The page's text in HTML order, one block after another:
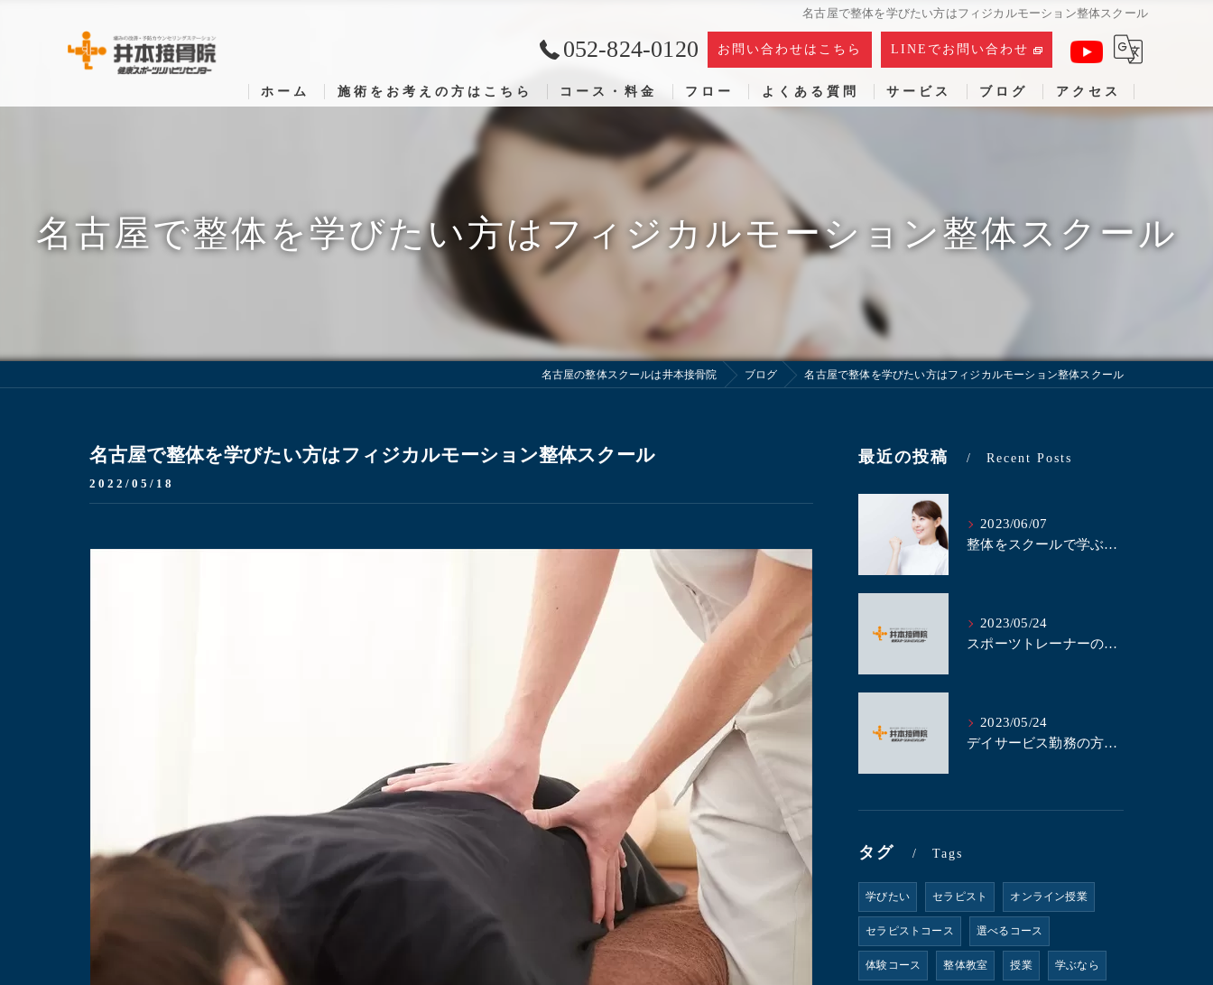
名古屋で整体を学びたい方はフィジカルモーション整体スクール
052-824-0120 お問い合わせはこちら LINEでお問い合わせ
ホーム 施術をお考えの方はこちら コース・料金 フロー よくある質問 サービス ブログ アクセス
名古屋で整体を学びたい方はフィジカルモーション整体スクール
名古屋の整体スクールは井本接骨院 ブログ 名古屋で整体を学びたい方はフィジカルモーション整体スクール
名古屋で整体を学びたい方はフィジカルモーション整体スクール
2022/05/18
最近の投稿 Recent Posts
2023/06/07
整体をスクールで学ぶべき理由とは？｜名古屋にある井本接骨院
2023/05/24
スポーツトレーナーの方、当整体スクールで整体を学びませんか？｜名古屋の整体スクール井本接骨院
2023/05/24
デイサービス勤務の方、整体の技術を学んで業務に活かしませんか？｜名古屋の整体スクール井本接骨院
タグ Tags
学びたい セラピスト オンライン授業
セラピストコース 選べるコース
体験コース 整体教室 授業 学ぶなら